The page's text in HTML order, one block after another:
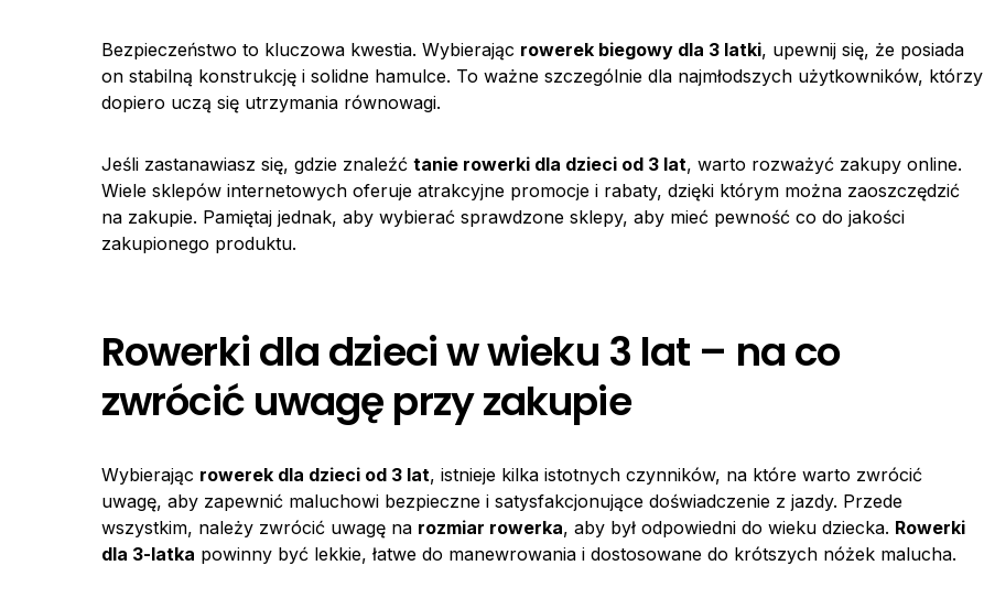
Bezpieczeństwo to kluczowa kwestia. Wybierając rowerek biegowy dla 3 latki, upewnij się, że posiada
on stabilną konstrukcję i solidne hamulce. To ważne szczególnie dla najmłodszych użytkowników, którzy
dopiero uczą się utrzymania równowagi.
Jeśli zastanawiasz się, gdzie znaleźć tanie rowerki dla dzieci od 3 lat, warto rozważyć zakupy online.
Wiele sklepów internetowych oferuje atrakcyjne promocje i rabaty, dzięki którym można zaoszczędzić
na zakupie. Pamiętaj jednak, aby wybierać sprawdzone sklepy, aby mieć pewność co do jakości
zakupionego produktu.
Rowerki dla dzieci w wieku 3 lat – na co
zwrócić uwagę przy zakupie
Wybierając rowerek dla dzieci od 3 lat, istnieje kilka istotnych czynników, na które warto zwrócić
uwagę, aby zapewnić maluchowi bezpieczne i satysfakcjonujące doświadczenie z jazdy. Przede
wszystkim, należy zwrócić uwagę na rozmiar rowerka, aby był odpowiedni do wieku dziecka. Rowerki
dla 3-latka powinny być lekkie, łatwe do manewrowania i dostosowane do krótszych nóżek malucha.